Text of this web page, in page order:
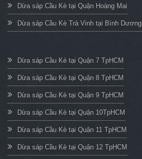
Dừa sáp Cầu Kè tại Quận Hoàng Mai
Dừa sáp Cầu Kè Trà Vinh tại Bình Dương
Dừa sáp Cầu Kè tại Quận 7 TpHCM
Dừa sáp Cầu Kè tại Quận 8 TpHCM
Dừa sáp Cầu Kè tại Quận 9 TpHCM
Dừa sáp Cầu Kè tại Quận 10TpHCM
Dừa sáp Cầu Kè tại Quận 11 TpHCM
Dừa sáp Cầu Kè tại Quận 12 TpHCM